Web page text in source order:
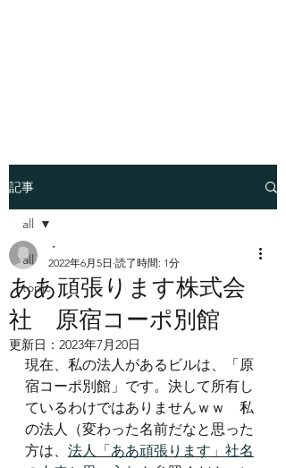
記事
all
topic
all
ああ頑張ります株式会
社 原宿コーポ別館
・
2022年6月5日 読了時間: 1分
更新日： 2023年7月20日
現在、私の法人があるビルは、「原
宿コーポ別館」です。決して所有し
ているわけではありませんｗｗ　私
の法人（変わった名前だなと思った
方は、 法人「ああ頑張ります」社名